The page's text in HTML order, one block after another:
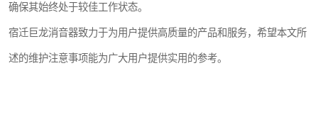
确保其始终处于较佳工作状态。
宿迁巨龙消音器致力于为用户提供高质量的产品和服务，希望本文所
述的维护注意事项能为广大用户提供实用的参考。